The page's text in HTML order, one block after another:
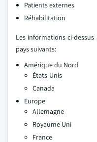
Patients externes
Réhabilitation
Les informations ci-
pays suivants:
Amérique du Nord
États-Unis
Canada
Europe
Allemagne
Royaume Uni
France